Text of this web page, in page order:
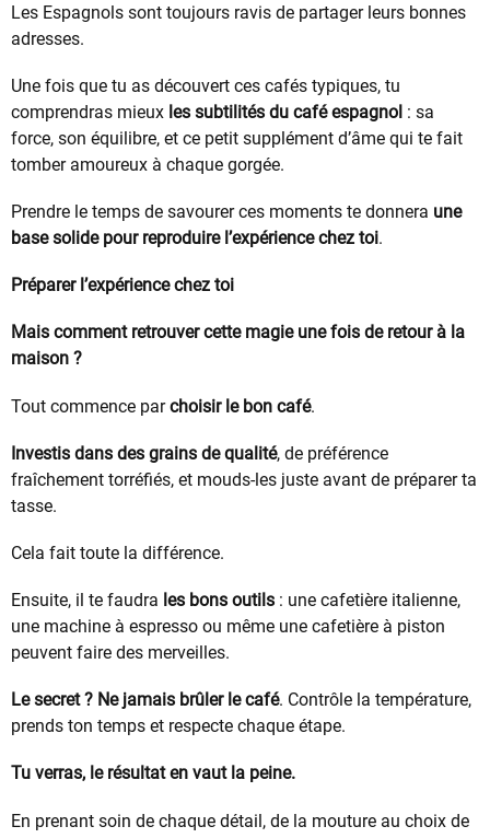
Les Espagnols sont toujours ravis de partager leurs bonnes
adresses.
Une fois que tu as découvert ces cafés typiques, tu
comprendras mieux les subtilités du café espagnol : sa
force, son équilibre, et ce petit supplément d’âme qui te fait
tomber amoureux à chaque gorgée.
Prendre le temps de savourer ces moments te donnera une
base solide pour reproduire l’expérience chez toi.
Préparer l’expérience chez toi
Mais comment retrouver cette magie une fois de retour à la
maison ?
Tout commence parchoisir le bon café.
Investis dans des grains de qualité, de préférence
fraîchement torréfiés, et mouds-les juste avant de préparer ta
tasse.
Cela fait toute la différence.
Ensuite, il te faudra les bons outils : une cafetière italienne,
une machine à espresso ou même une cafetière à piston
peuvent faire des merveilles.
Le secret ? Ne jamais brûler le café. Contrôle la température,
prends ton temps et respecte chaque étape.
Tu verras, le résultat en vaut la peine.
En prenant soin de chaque détail, de la mouture au choix de